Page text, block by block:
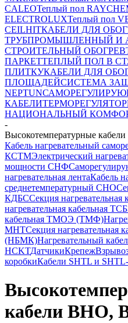
CALEOТеплый пол
ELECTROLUXТеплый пол
CEILHITКАБЕЛИ ДЛЯ
ТРУБПРОМЫШЛЕННЫЙ И
СТРОИТЕЛЬНЫЙ ОБОГРЕВ
ПАРКЕТТЕПЛЫЙ ПОЛ В
ПЛИТКУКАБЕЛИ ДЛЯ
ПЛОЩАДЕЙСИСТЕМА
NEPTUN
КАБЕЛИ
НАЦИОНАЛЬНЫЙ
-
Высокотемпературные
Кабель нагревательный
КСТМЭлектрический
мощности СНФ
нагревательная лентаКабель
среднетемпературный СНО
КДБССекция
нагревательная кабельная
кабельная ТМОЭ (ТМФ)
МНТСекция нагревательная
(НБМК)Нагревательный
НCKТДатчикиКрепеж
коробкиКабели SHTL и
кабели